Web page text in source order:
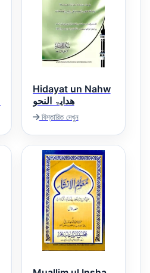
Hidayat un Nahw
ھدایۃ النحو
বিস্তারিত দেখুন